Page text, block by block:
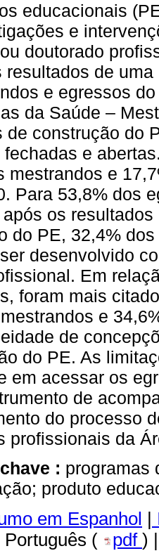
educacionais
e
doutorado
resultados de
e egressos
da Saúde –
de construção do
fechadas e
mestrandos e
Para 53,8% dos
os
do PE, 32,4%
desenvolvido
Em
foram mais
e
de
do PE. As
em acessar os
de
do processo
profissionais da
: programas
produto
em Espanhol |
Português ( pdf )